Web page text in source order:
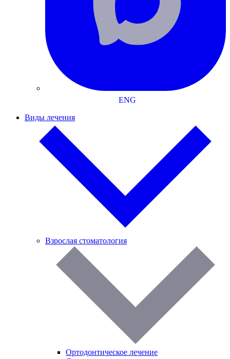
ENG
Виды лечения
Взрослая стоматология
Ортодонтическое лечение